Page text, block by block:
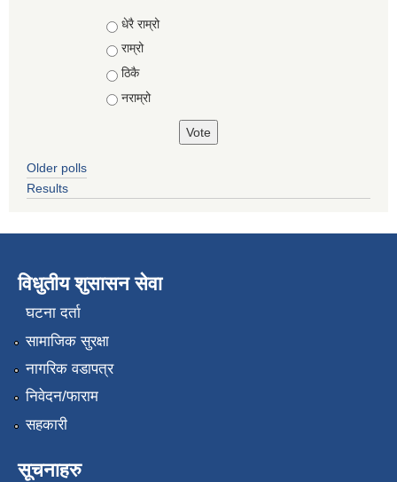
Choices
धेरै राम्रो
राम्रो
ठिकै
नराम्रो
Older polls
Results
विधुतीय शुसासन सेवा
घटना दर्ता
सामाजिक सुरक्षा
नागरिक वडापत्र
निवेदन/फाराम
सहकारी
सूचनाहरु